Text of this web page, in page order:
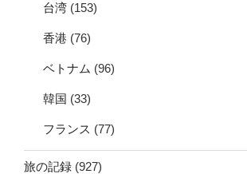
台湾 (153)
香港 (76)
ベトナム (96)
韓国 (33)
フランス (77)
旅の記録 (927)